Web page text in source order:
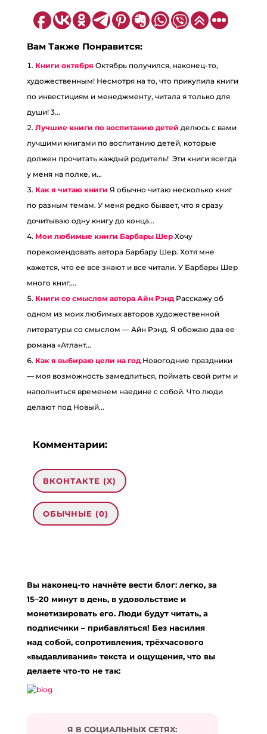
Вам Также Понравится:
Книги октября Октябрь получился, наконец-то,
художественным! Несмотря на то, что прикупила книги
по инвестициям и менеджменту, читала я только для
души! 3...
Лучшие книги по воспитанию детей делюсь с вами
лучшими книгами по воспитанию детей, которые
должен прочитать каждый родитель! Эти книги всегда
у меня на полке, и...
Как я читаю книги Я обычно читаю несколько книг
по разным темам. У меня редко бывает, что я сразу
дочитываю одну книгу до конца...
Мои любимые книги Барбары Шер Хочу
порекомендовать автора Барбару Шер. Хотя мне
кажется, что ее все знают и все читали. У Барбары Шер
много книг,...
Книги со смыслом автора Айн Рэнд Расскажу об
одном из моих любимых авторов художественной
литературы со смыслом — Айн Рэнд. Я обожаю два ее
романа «Атлант...
Как я выбираю цели на год Новогодние праздники
— моя возможность замедлиться, поймать свой ритм и
наполниться временем наедине с собой. Что люди
делают под Новый...
Комментарии:
ВКОНТАКТЕ (X)
ОБЫЧНЫЕ (0)
Обязательные поля помечены*
Подписаться на комментарии по e-mail
Вы наконец-то начнёте вести блог: легко, за
15–20 минут в день, в удовольствие и
монетизировать его. Люди будут читать, а
подписчики – прибавляться! Без насилия
над собой, сопротивления, трёхчасового
«выдавливания» текста и ощущения, что вы
делаете что-то не так:
Я В СОЦИАЛЬНЫХ СЕТЯХ: